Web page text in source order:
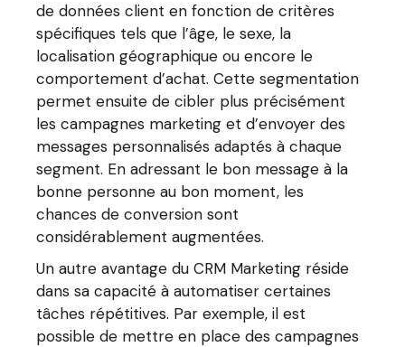
de données client en fonction de critères
spécifiques tels que l’âge, le sexe, la
localisation géographique ou encore le
comportement d’achat. Cette segmentation
permet ensuite de cibler plus précisément
les campagnes marketing et d’envoyer des
messages personnalisés adaptés à chaque
segment. En adressant le bon message à la
bonne personne au bon moment, les
chances de conversion sont
considérablement augmentées.
Un autre avantage du CRM Marketing réside
dans sa capacité à automatiser certaines
tâches répétitives. Par exemple, il est
possible de mettre en place des campagnes